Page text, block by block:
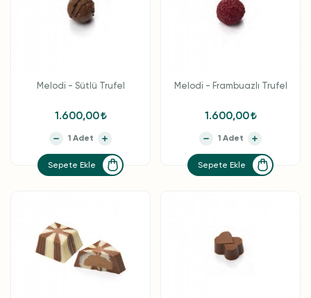
Melodi - Sütlü Trufel
1.600,00
Sepete Ekle
Melodi - Frambuazlı Trufel
1.600,00
Sepete Ekle